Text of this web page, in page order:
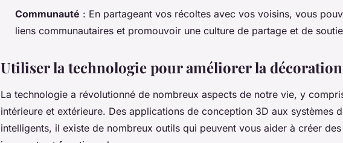
Communauté : En partageant vos récoltes avec vos voisins, vous
liens communautaires et promouvoir une culture de partage et de
Utiliser la technologie pour améliorer la décoration
La technologie a révolutionné de nombreux aspects de notre vie, y
intérieure et extérieure. Des applications de conception 3D aux systèmes
intelligents, il existe de nombreux outils qui peuvent vous aider à créer